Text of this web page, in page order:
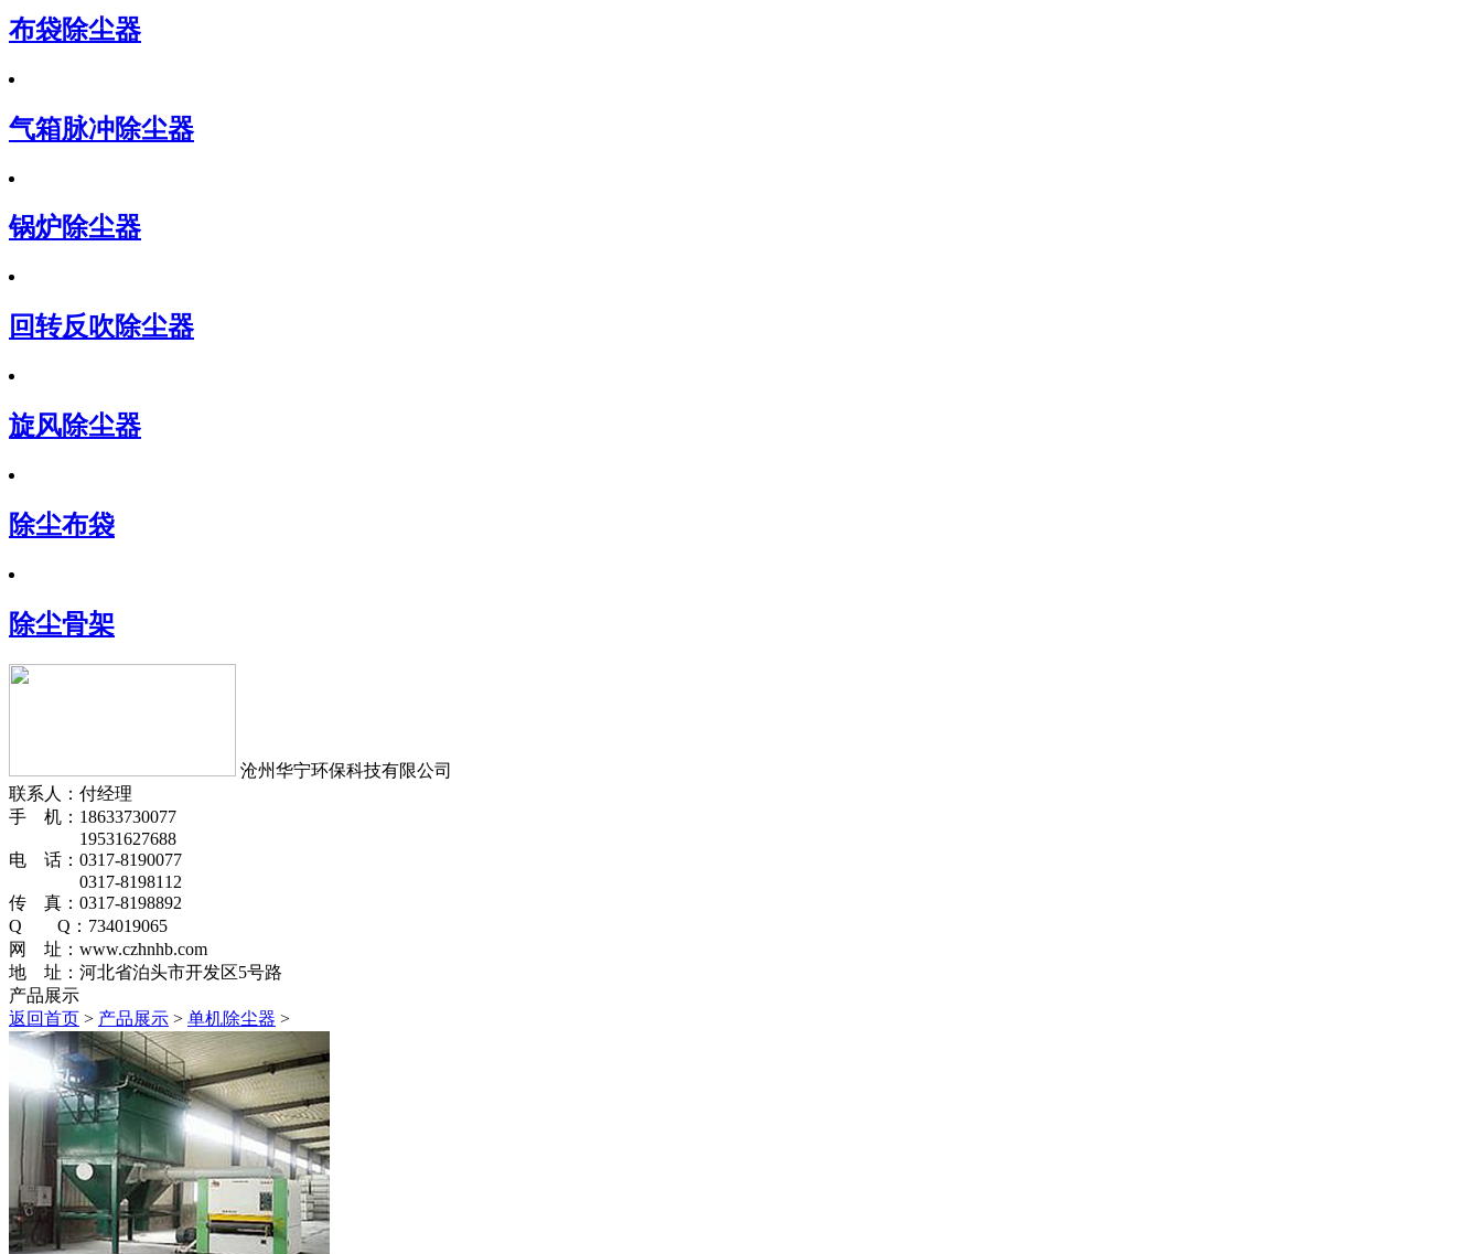
布袋除尘器
气箱脉冲除尘器
锅炉除尘器
回转反吹除尘器
旋风除尘器
除尘布袋
除尘骨架
沧州华宁环保科技有限公司
联系人：付经理
手 机：18633730077
19531627688
电 话：0317-8190077
0317-8198112
传 真：0317-8198892
Q Q：734019065
网 址：www.czhnhb.com
地 址：河北省泊头市开发区5号路
产品展示
返回首页 > 产品展示 > 单机除尘器 >